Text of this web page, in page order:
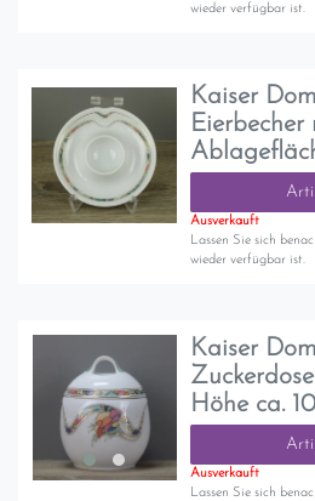
wieder verfügbar ist.
Kaiser
Eierbecher
Ausverkauft
Lassen Sie sich
wieder verfügbar ist.
Kaiser
Höhe ca.
Ausverkauft
Lassen Sie sich